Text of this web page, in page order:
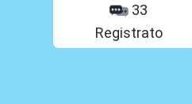
33
Registrato